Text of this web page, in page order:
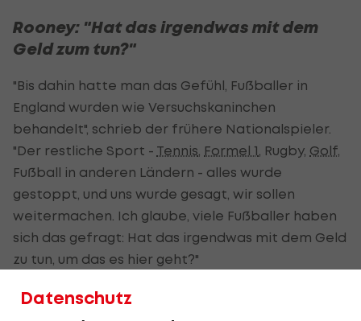
Rooney: "Hat das irgendwas mit dem
Geld zum tun?"
"Bis dahin hatte man das Gefühl, Fußballer in
England wurden wie Versuchskaninchen
behandelt", schrieb der frühere Nationalspieler.
"Der restliche Sport - Tennis Formel 1 , Rugby, Golf
Fußball in anderen Ländern - alles wurde
gestoppt, und uns wurde gesagt, wir sollen
weitermachen. Ich glaube, viele Fußballer haben
sich das gefragt: Hat das irgendwas mit dem Geld
zu tun, um das es hier geht?"
Rooney warf der britischen Regierung, dem
Datenschutz